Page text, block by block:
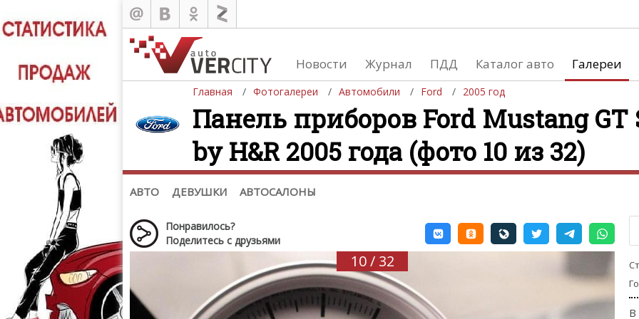
Новости Журнал ПДД Каталог авто Галереи
Главная Фотогалереи Автомобили Ford 2005 год
Панель приборов Ford Mustang GT
by H&R 2005 года (фото 10 из 32)
АВТО ДЕВУШКИ АВТОСАЛОНЫ
Автомобили
Последние добавления
Список марок
(+1102)
Девушки
Девушки и автомобили
Девушки и мото
Автосалоны
Список мировых автосалонов
Понравилось?
Поделитесь с друзьями
10 / 32
В